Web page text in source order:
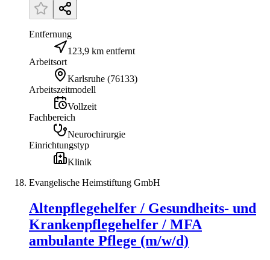
Entfernung
123,9 km entfernt
Arbeitsort
Karlsruhe (76133)
Arbeitszeitmodell
Vollzeit
Fachbereich
Neurochirurgie
Einrichtungstyp
Klinik
Evangelische Heimstiftung GmbH
Altenpflegehelfer / Gesundheits- und
Krankenpflegehelfer / MFA
ambulante Pflege (m/w/d)